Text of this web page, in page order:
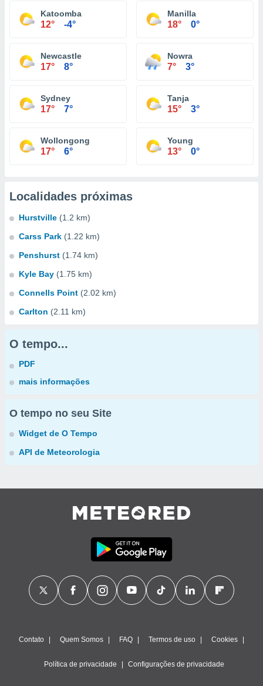
Katoomba
12° -4°
Manilla
18° 0°
Newcastle
17° 8°
Nowra
7° 3°
Sydney
17° 7°
Tanja
15° 3°
Wollongong
17° 6°
Young
13° 0°
Localidades próximas
Hurstville (1.2 km)
Carss Park (1.22 km)
Penshurst (1.74 km)
Kyle Bay (1.75 km)
Connells Point (2.02 km)
Carlton (2.11 km)
O tempo...
PDF
mais informações
O tempo no seu Site
Widget de O Tempo
API de Meteorologia
Contato Quem Somos FAQ Termos de uso Cookies
Política de privacidade Configurações de privacidade